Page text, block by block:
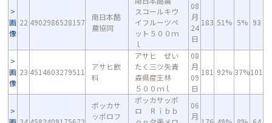
画
像
22 4902986528157
南日本酪
農協同
スコールキウ
イフルーツペ
ット５００ｍ
ｌ
08
月
24
日
183 51% 5% 93
画
像
23 4514603279511
アサヒ飲
料
アサヒ ぜい
たく三ツ矢青
森県産王林
５００ｍｌ
08
月
09
日
181 92% 37%101
ポッカサ
ッポロフ
ポッカサッポ
ロ Ｒｉｂｂ
06
月